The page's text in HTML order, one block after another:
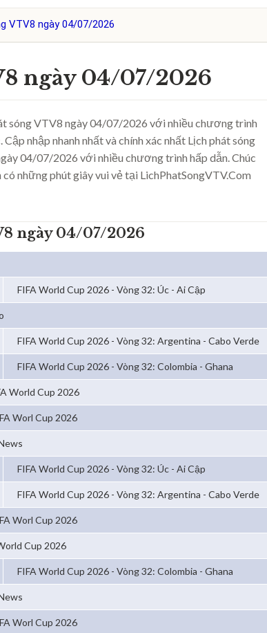
VTV8 ngày 04/07/2026
ngày 04/07/2026
sóng VTV8 ngày 04/07/2026 với nhiều chương trình
Cập nhập nhanh nhất và chính xác nhất Lịch phát sóng
04/07/2026 với nhiều chương trình hấp dẫn. Chúc
có những phút giây vui vẻ tại LichPhatSongVTV.Com
ngày 04/07/2026
FIFA World Cup 2026 - Vòng 32: Úc - Ai Cập
FIFA World Cup 2026 - Vòng 32: Argentina - Cabo Verde
FIFA World Cup 2026 - Vòng 32: Colombia - Ghana
World Cup 2026
Worl Cup 2026
FIFA World Cup 2026 - Vòng 32: Úc - Ai Cập
FIFA World Cup 2026 - Vòng 32: Argentina - Cabo Verde
Worl Cup 2026
Cup 2026
FIFA World Cup 2026 - Vòng 32: Colombia - Ghana
Worl Cup 2026